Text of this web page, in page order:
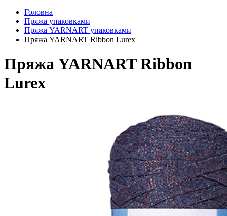
Головна
Пряжа упаковками
Пряжа YARNART упаковками
Пряжа YARNART Ribbon Lurex
Пряжа YARNART Ribbon
Lurex